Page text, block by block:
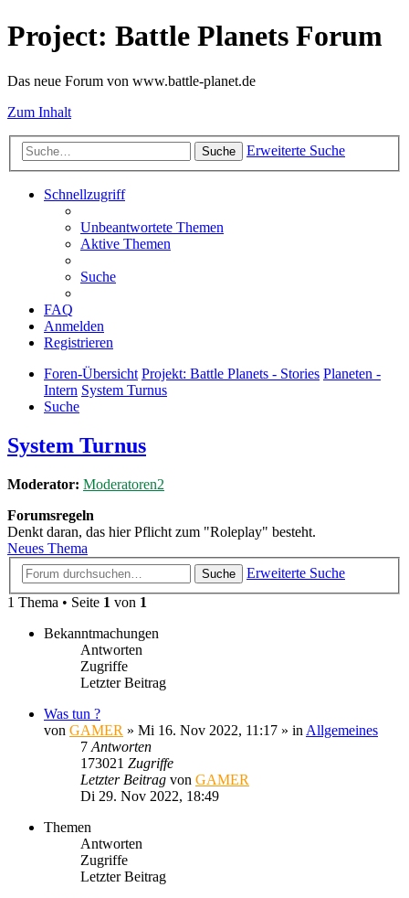
Project: Battle Planets Forum
Das neue Forum von www.battle-planet.de
Zum Inhalt
Suche Erweiterte Suche
Schnellzugriff
Unbeantwortete Themen
Aktive Themen
Suche
FAQ
Anmelden
Registrieren
Foren-Übersicht Projekt: Battle Planets - Stories Planeten -
Intern System Turnus
Suche
System Turnus
Moderator: Moderatoren2
Forumsregeln
Denkt daran, das hier Pflicht zum "Roleplay" besteht.
Neues Thema
Suche
Erweiterte Suche
1 Thema • Seite 1 von 1
Bekanntmachungen
Antworten
Zugriffe
Letzter Beitrag
Was tun ?
von GAMER » Mi 16. Nov 2022, 11:17 » in Allgemeines
7 Antworten
173021 Zugriffe
Letzter Beitrag von GAMER
Di 29. Nov 2022, 18:49
Themen
Antworten
Zugriffe
Letzter Beitrag